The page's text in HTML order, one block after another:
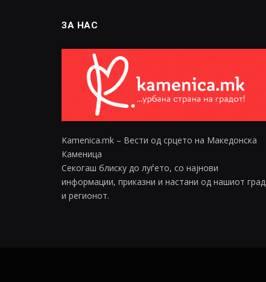
ЗА НАС
Kamenica.mk – Вести од срцето на Македонска
Каменица
Секогаш блиску до луѓето, со најнови
информации, приказни и настани од нашиот град
и регионот.